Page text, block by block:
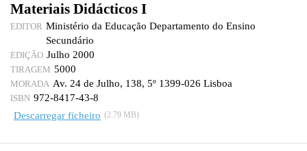
Materiais Didácticos I
EDITOR Ministério da Educação Departamento do Ensino
Secundário
EDIÇÃO Julho 2000
TIRAGEM 5000
MORADA Av. 24 de Julho, 138, 5º 1399-026 Lisboa
ISBN 972-8417-43-8
Descarregar ficheiro (2.79 MB)